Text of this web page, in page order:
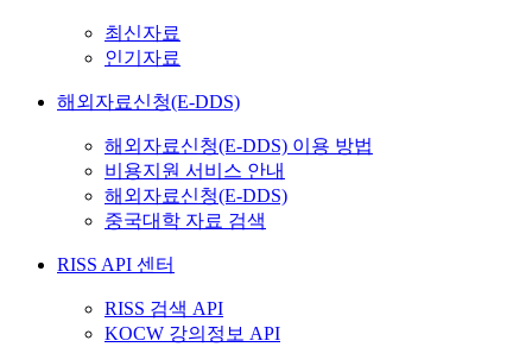
최신자료
인기자료
해외자료신청(E-DDS)
해외자료신청(E-DDS) 이용 방법
비용지원 서비스 안내
해외자료신청(E-DDS)
중국대학 자료 검색
RISS API 센터
RISS 검색 API
KOCW 강의정보 API